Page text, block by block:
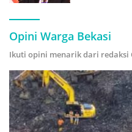
Opini Warga Bekasi
Ikuti opini menarik dari redaksi